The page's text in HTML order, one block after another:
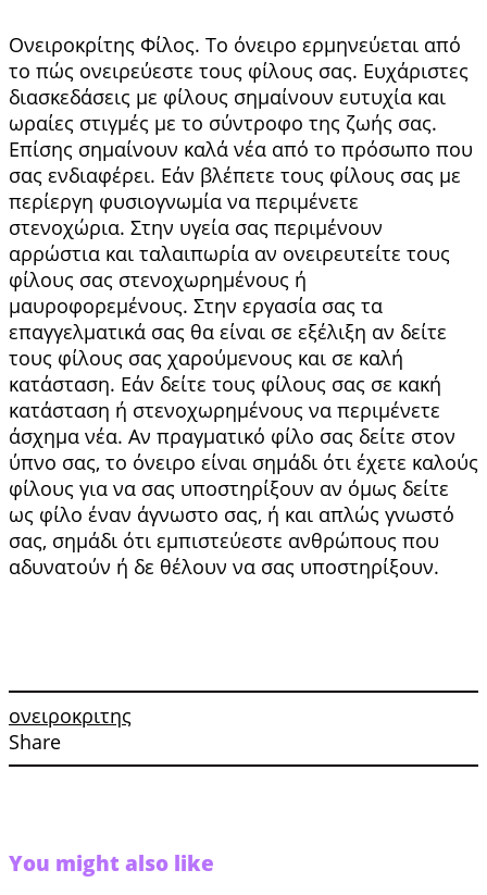
Ονειροκρίτης Φίλος. Το όνειρο ερμηνεύεται από
το πώς ονειρεύεστε τους φίλους σας. Ευχάριστες
διασκεδάσεις με φίλους σημαίνουν ευτυχία και
ωραίες στιγμές με το σύντροφο της ζωής σας.
Επίσης σημαίνουν καλά νέα από το πρόσωπο που
σας ενδιαφέρει. Εάν βλέπετε τους φίλους σας με
περίεργη φυσιογνωμία να περιμένετε
στενοχώρια. Στην υγεία σας περιμένουν
αρρώστια και ταλαιπωρία αν ονειρευτείτε τους
φίλους σας στενοχωρημένους ή
μαυροφορεμένους. Στην εργασία σας τα
επαγγελματικά σας θα είναι σε εξέλιξη αν δείτε
τους φίλους σας χαρούμενους και σε καλή
κατάσταση. Εάν δείτε τους φίλους σας σε κακή
κατάσταση ή στενοχωρημένους να περιμένετε
άσχημα νέα. Αν πραγματικό φίλο σας δείτε στον
ύπνο σας, το όνειρο είναι σημάδι ότι έχετε καλούς
φί­λους για να σας υποστηρίξουν αν όμως δείτε
ως φίλο έναν άγνωστο σας, ή και απλώς γνωστό
σας, σημάδι ότι εμπιστεύεστε ανθρώπους που
αδυνα­τούν ή δε θέλουν να σας υποστηρίξουν.
ονειροκριτης
Share
You might also like